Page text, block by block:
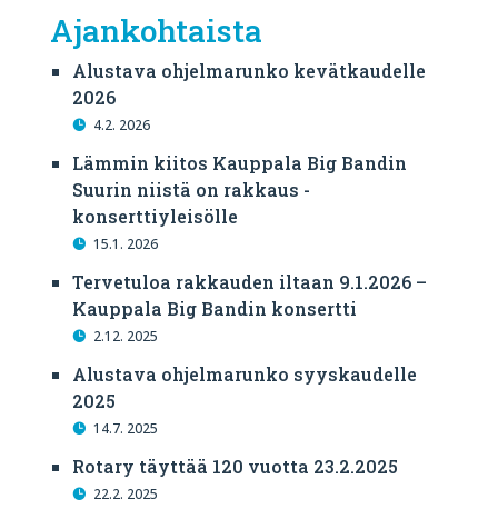
Ajankohtaista
Alustava ohjelmarunko kevätkaudelle
2026
4.2. 2026
Lämmin kiitos Kauppala Big Bandin
Suurin niistä on rakkaus -
konserttiyleisölle
15.1. 2026
Tervetuloa rakkauden iltaan 9.1.2026 –
Kauppala Big Bandin konsertti
2.12. 2025
Alustava ohjelmarunko syyskaudelle
2025
14.7. 2025
Rotary täyttää 120 vuotta 23.2.2025
22.2. 2025